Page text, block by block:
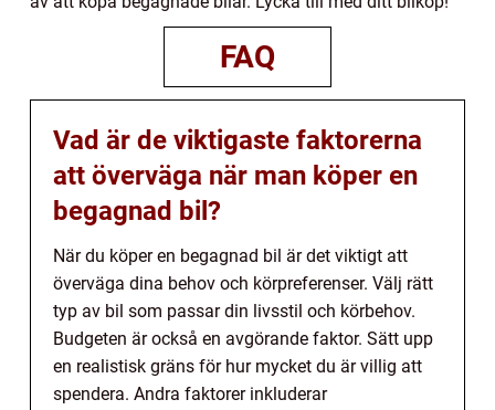
FAQ
Vad är de viktigaste faktorerna
att överväga när man köper en
begagnad bil?
När du köper en begagnad bil är det viktigt att
överväga dina behov och körpreferenser. Välj rätt
typ av bil som passar din livsstil och körbehov.
Budgeten är också en avgörande faktor. Sätt upp
en realistisk gräns för hur mycket du är villig att
spendera. Andra faktorer inkluderar